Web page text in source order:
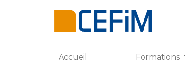
Accueil Formations